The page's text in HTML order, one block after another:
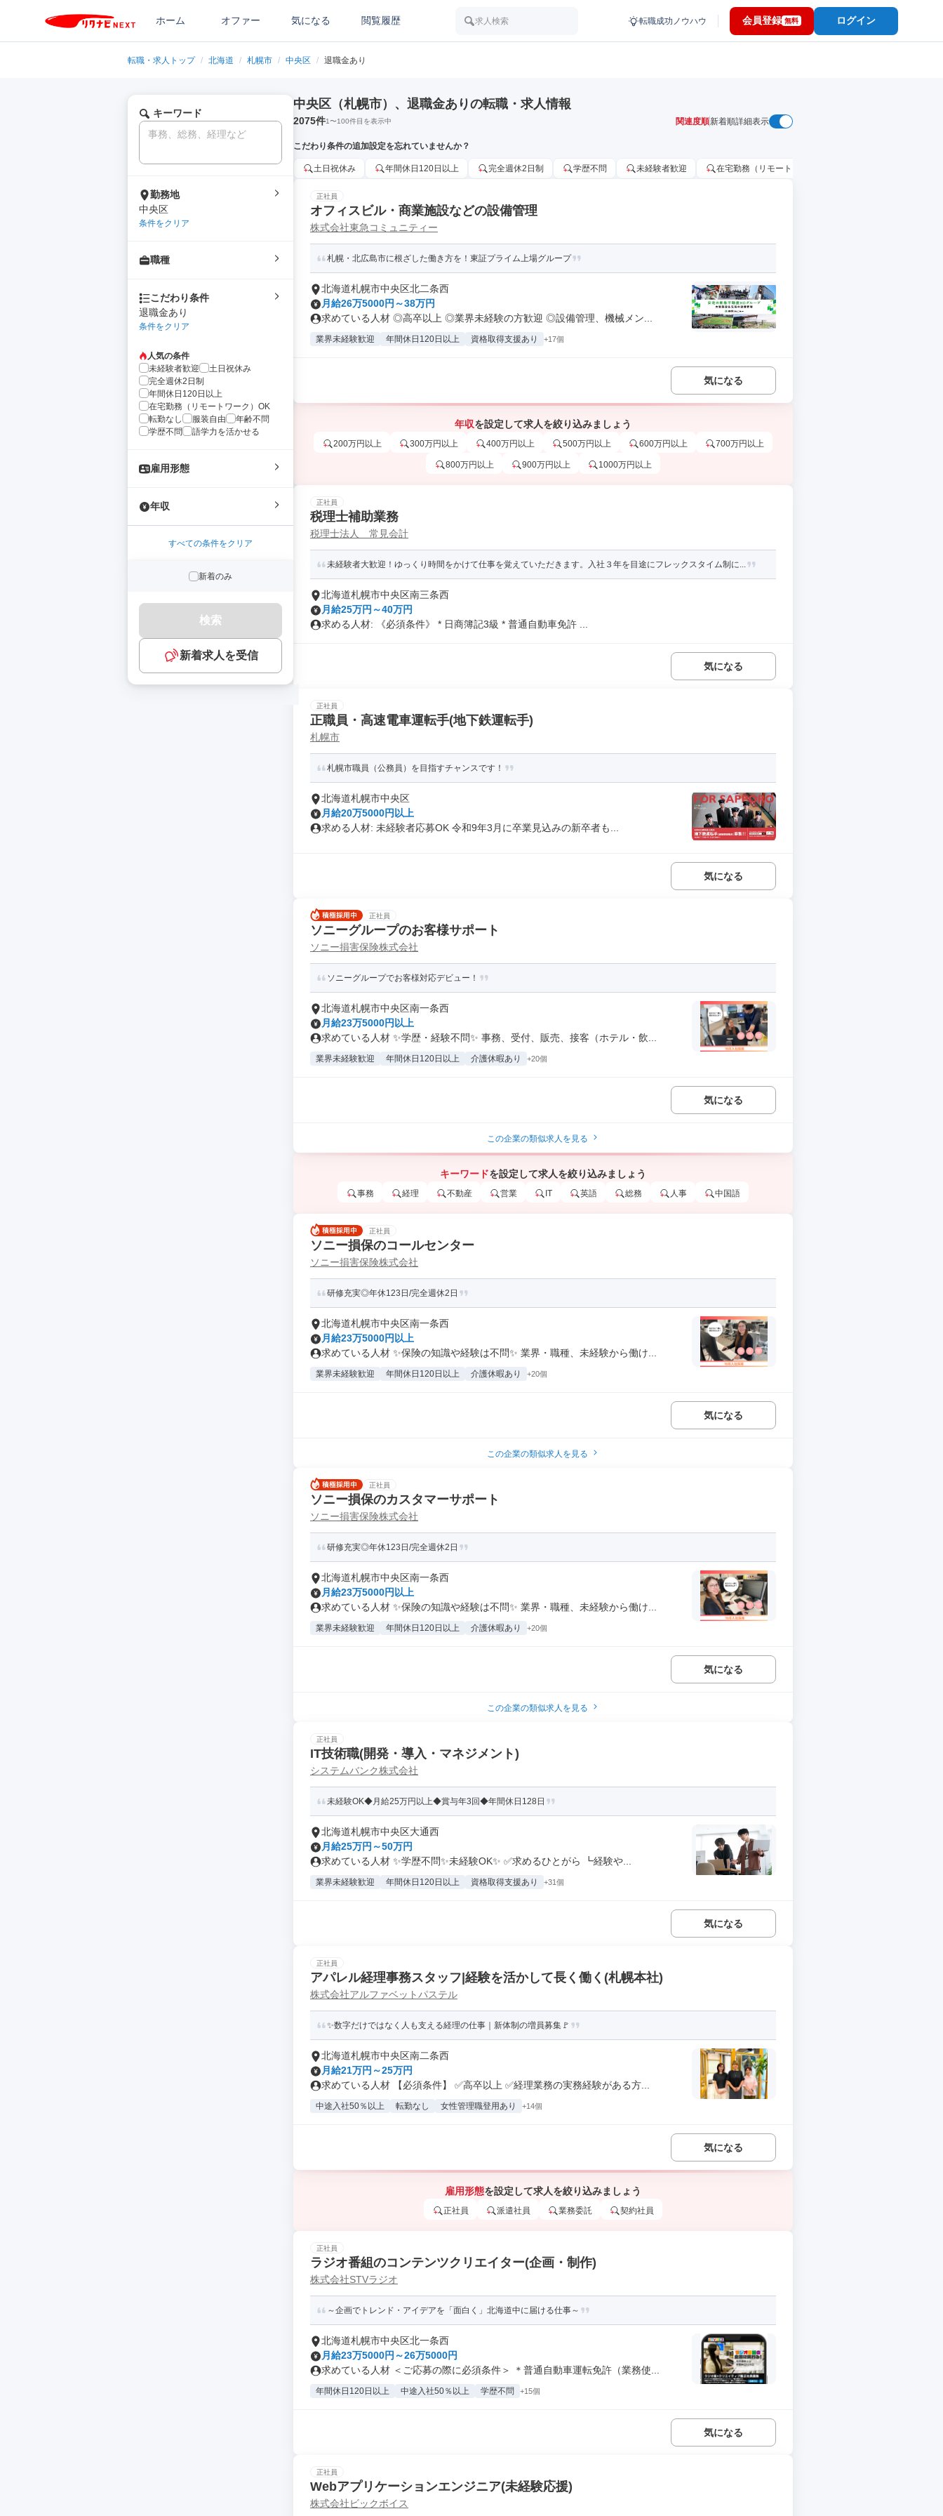
ホーム オファー 気になる 閲覧履歴 求人検索 転職成功ノウハウ 会員登録 無料 ログイン
転職・求人トップ / 北海道 / 札幌市 / 中央区 / 退職金あり
キーワード
勤務地
中央区
条件をクリア
職種
こだわり条件
退職金あり
条件をクリア
人気の条件
未経験者歓迎
土日祝休み
完全週休2日制
年間休日120日以上
在宅勤務（リモートワーク）OK
転勤なし
服装自由
年齢不問
学歴不問
語学力を活かせる
雇用形態
年収
すべての条件をクリア
新着のみ
検索
新着求人を受信
中央区（札幌市）、退職金ありの転職・求人情報
2075件1〜100件目を表示中 関連度順新着順詳細表示
こだわり条件の追加設定を忘れていませんか？
土日祝休み 年間休日120日以上 完全週休2日制 学歴不問 未経験者歓迎 在宅勤務（リモートワーク）OK
正社員
オフィスビル・商業施設などの設備管理
株式会社東急コミュニティー
札幌・北広島市に根ざした働き方を！東証プライム上場グループ
北海道札幌市中央区北二条西
月給26万5000円～38万円
求めている人材 ◎高卒以上 ◎業界未経験の方歓迎 ◎設備管理、機械メン...
業界未経験歓迎 年間休日120日以上 資格取得支援あり +17個
気になる
年収を設定して求人を絞り込みましょう
200万円以上 300万円以上 400万円以上 500万円以上 600万円以上 700万円以上
800万円以上 900万円以上 1000万円以上
正社員
税理士補助業務
税理士法人 常見会計
未経験者大歓迎！ゆっくり時間をかけて仕事を覚えていただきます。入社３年を目途にフレックスタイム制に...
北海道札幌市中央区南三条西
月給25万円～40万円
求める人材: 《必須条件》 * 日商簿記3級 * 普通自動車免許 ...
気になる
正社員
正職員・高速電車運転手(地下鉄運転手)
札幌市
札幌市職員（公務員）を⽬指すチャンスです！
北海道札幌市中央区
月給20万5000円以上
求める人材: 未経験者応募OK 令和9年3月に卒業見込みの新卒者も...
気になる
正社員
ソニーグループのお客様サポート
ソニー損害保険株式会社
ソニーグループでお客様対応デビュー！
北海道札幌市中央区南一条西
月給23万5000円以上
求めている人材 ✨学歴・経験不問✨ 事務、受付、販売、接客（ホテル・飲...
業界未経験歓迎 年間休日120日以上 介護休暇あり +20個
気になる
この企業の類似求人を見る
キーワードを設定して求人を絞り込みましょう
事務 経理 不動産 営業 IT 英語 総務 人事 中国語
正社員
ソニー損保のコールセンター
ソニー損害保険株式会社
研修充実◎年休123日/完全週休2日
北海道札幌市中央区南一条西
月給23万5000円以上
求めている人材 ✨保険の知識や経験は不問✨ 業界・職種、未経験から働け...
業界未経験歓迎 年間休日120日以上 介護休暇あり +20個
気になる
この企業の類似求人を見る
正社員
ソニー損保のカスタマーサポート
ソニー損害保険株式会社
研修充実◎年休123日/完全週休2日
北海道札幌市中央区南一条西
月給23万5000円以上
求めている人材 ✨保険の知識や経験は不問✨ 業界・職種、未経験から働け...
業界未経験歓迎 年間休日120日以上 介護休暇あり +20個
気になる
この企業の類似求人を見る
正社員
IT技術職(開発・導入・マネジメント)
システムバンク株式会社
未経験OK◆月給25万円以上◆賞与年3回◆年間休日128日
北海道札幌市中央区大通西
月給25万円～50万円
求めている人材 ✨学歴不問✨未経験OK✨ ✅求めるひとがら ┗経験や...
業界未経験歓迎 年間休日120日以上 資格取得支援あり +31個
気になる
正社員
アパレル経理事務スタッフ|経験を活かして長く働く(札幌本社)
株式会社アルファベットパステル
✨数字だけではなく人も支える経理の仕事｜新体制の増員募集🚩
北海道札幌市中央区南二条西
月給21万円～25万円
求めている人材 【必須条件】 ✅高卒以上 ✅経理業務の実務経験がある方...
中途入社50％以上 転勤なし 女性管理職登用あり +14個
気になる
雇用形態を設定して求人を絞り込みましょう
正社員 派遣社員 業務委託 契約社員
正社員
ラジオ番組のコンテンツクリエイター(企画・制作)
株式会社STVラジオ
～企画でトレンド・アイデアを「面白く」北海道中に届ける仕事～
北海道札幌市中央区北一条西
月給23万5000円～26万5000円
求めている人材 ＜ご応募の際に必須条件＞ ＊普通自動車運転免許（業務使...
年間休日120日以上 中途入社50％以上 学歴不問 +15個
気になる
正社員
Webアプリケーションエンジニア(未経験応援)
株式会社ビックボイス